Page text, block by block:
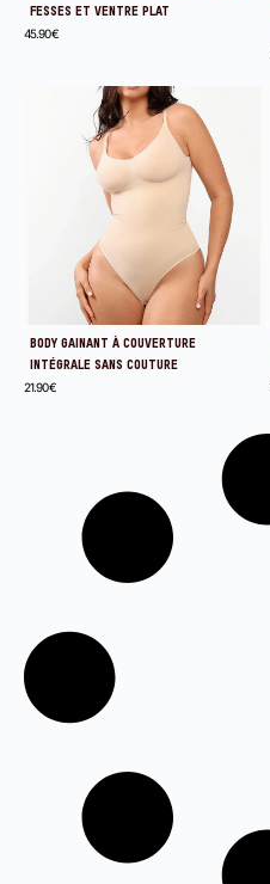
FESSES ET VENTRE PLAT
45.90€
BODY GAINANT À COUVERTURE
INTÉGRALE SANS COUTURE
21.90€